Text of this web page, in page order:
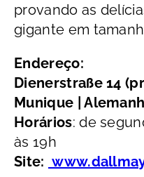
provando as
gigante em
Endereço:
Dienerstraße 14
Munique |
Horários: de
às 19h
Site: